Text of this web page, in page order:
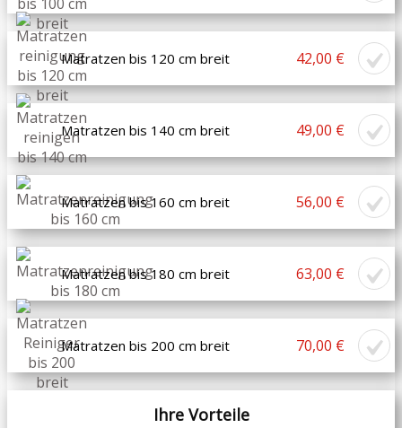
Matratzen bis 120 cm breit 42,00 €
Matratzen bis 140 cm breit 49,00 €
Matratzen bis 160 cm breit 56,00 €
Matratzen bis 180 cm breit 63,00 €
Matratzen bis 200 cm breit 70,00 €
Ihre Vorteile